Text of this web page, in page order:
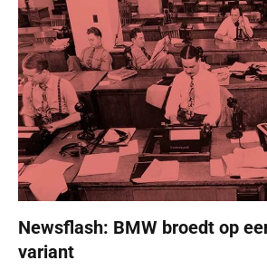
Newsflash: BMW broedt op
variant